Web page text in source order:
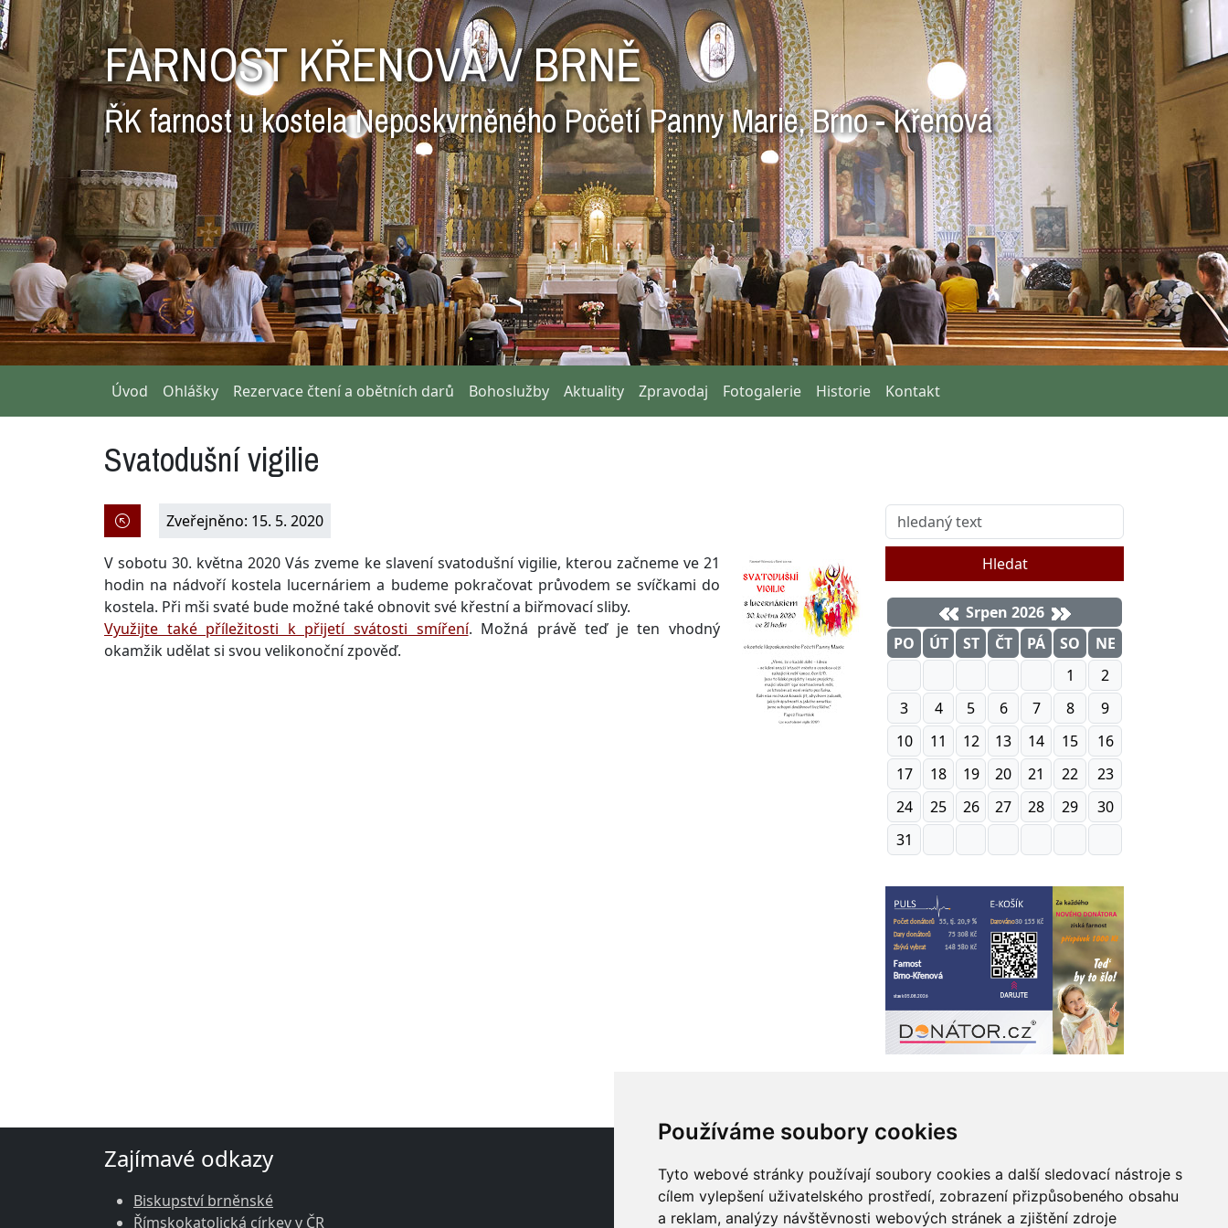
Používáme soubory cookies
Tyto webové stránky používají soubory cookies a další sledovací nástroje s
cílem vylepšení uživatelského prostředí, zobrazení přizpůsobeného obsahu
a reklam, analýzy návštěvnosti webových stránek a zjištění zdroje
FARNOST KŘENOVÁ V BRNĚ
ŘK farnost u kostela Neposkvrněného Početí Panny Marie, Brno - Křenová
Úvod Ohlášky Rezervace čtení a obětních darů Bohoslužby Aktuality Zpravodaj Fotogalerie Historie Kontakt
Svatodušní vigilie
Zveřejněno: 15. 5. 2020
V sobotu 30. května 2020 Vás zveme ke slavení svatodušní vigilie, kterou začneme ve 21
hodin na nádvoří kostela lucernáriem a budeme pokračovat průvodem se svíčkami do
kostela. Při mši svaté bude možné také obnovit své křestní a biřmovací sliby.
Využijte také příležitosti k přijetí svátosti smíření. Možná právě teď je ten vhodný
okamžik udělat si svou velikonoční zpověď.
Hledat
Srpen 2026
PO
ÚT ST ČT PÁ SO
NE
1
2
3
4 5 6 7 8
9
10
11 12 13 14 15
16
17
18 19 20 21 22
23
24
25 26 27 28 29
30
31
Zajímavé odkazy
Biskupství brněnské
Římskokatolická církev v ČR
Zásady zpracování osobních údajů
Správce obsahu webu